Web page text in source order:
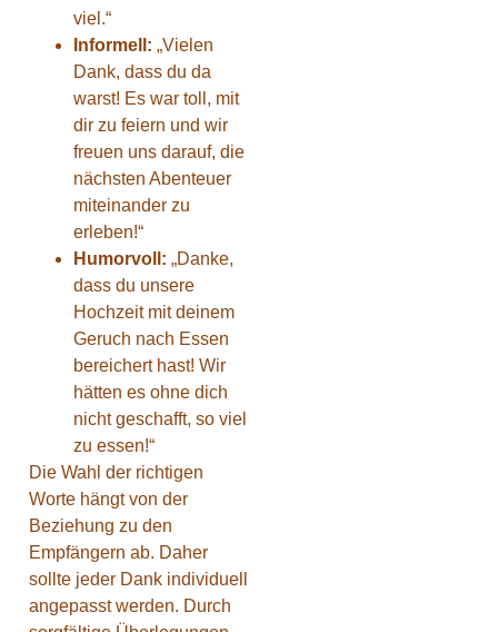
viel.“
Informell: „Vielen
Dank, dass du da
warst! Es war toll, mit
dir zu feiern und wir
freuen uns darauf, die
nächsten Abenteuer
miteinander zu
erleben!“
Humorvoll: „Danke,
dass du unsere
Hochzeit mit deinem
Geruch nach Essen
bereichert hast! Wir
hätten es ohne dich
nicht geschafft, so viel
zu essen!“
Die Wahl der richtigen
Worte hängt von der
Beziehung zu den
Empfängern ab. Daher
sollte jeder Dank individuell
angepasst werden. Durch